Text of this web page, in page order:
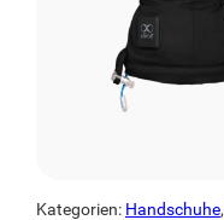
Kategorien: Handschuhe,